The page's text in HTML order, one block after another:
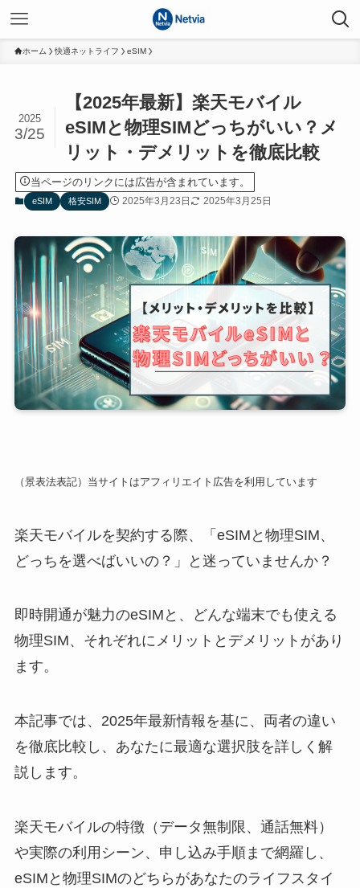
ホーム 快適ネットライフ eSIM
【2025年最新】楽天モバイル
eSIMと物理SIMどっちがいい？メ
リット・デメリットを徹底比較
2025
3/25
当ページのリンクには広告が含まれています。
eSIM 格安SIM 2025年3月23日 2025年3月25日
（景表法表記）当サイトはアフィリエイト広告を利用しています
楽天モバイルを契約する際、「eSIMと物理SIM、
どっちを選べばいいの？」と迷っていませんか？
即時開通が魅力のeSIMと、どんな端末でも使える
物理SIM、それぞれにメリットとデメリットがあり
ます。
本記事では、2025年最新情報を基に、両者の違い
を徹底比較し、あなたに最適な選択肢を詳しく解
説します。
楽天モバイルの特徴（データ無制限、通話無料）
や実際の利用シーン、申し込み手順まで網羅し、
eSIMと物理SIMのどちらがあなたのライフスタイ